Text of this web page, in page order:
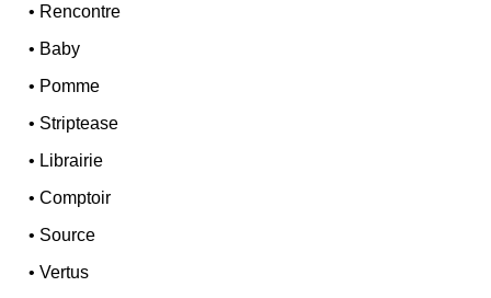
• Rencontre
• Baby
• Pomme
• Striptease
• Librairie
•Comptoir
• Source
•Vertus